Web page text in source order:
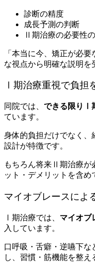
診断の精度
成長予測の判断
Ⅱ期治療の必要性
「本当に今、矯正が必
な視点から明確な説明を
Ⅰ期治療重視で負担
同院では、 できる限りⅠ
ています。
身体的負担だけでなく、
設計が特徴です。
もちろん将来Ⅱ期治療が
ット・デメリットを含め
マイオブレースによ
Ⅰ期治療では、 マイオブ
入しています。
口呼吸・舌癖・逆嚥下
し、習慣・筋機能を整え